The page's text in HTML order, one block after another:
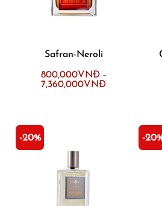
Safran-Neroli
800,000VNĐ–
7,360,000VNĐ
-20% -